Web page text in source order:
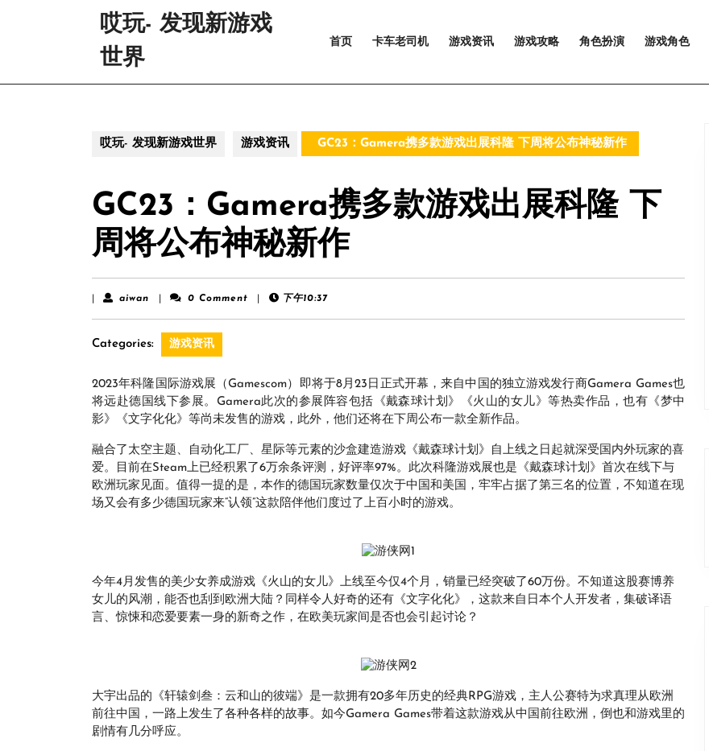
哎玩- 发现新游戏
世界
首页 卡车老司机 游戏资讯 游戏攻略 角色扮演 游戏角色
哎玩- 发现新游戏世界 游戏资讯 GC23：Gamera携多款游戏出展科隆 下周将公布神秘新作
GC23：Gamera携多款游戏出展科隆 下
周将公布神秘新作
aiwan aiwan 0 Comment 下午10:37
Categories: 游戏资讯
2023年科隆国际游戏展（Gamescom）即将于8月23日正式开幕，来自中国的独立游戏发行商Gamera Games也
将远赴德国线下参展。Gamera此次的参展阵容包括《戴森球计划》《火山的女儿》等热卖作品，也有《梦中
影》《文字化化》等尚未发售的游戏，此外，他们还将在下周公布一款全新作品。
融合了太空主题、自动化工厂、星际等元素的沙盒建造游戏《戴森球计划》自上线之日起就深受国内外玩家的喜
爱。目前在Steam上已经积累了6万余条评测，好评率97%。此次科隆游戏展也是《戴森球计划》首次在线下与
欧洲玩家见面。值得一提的是，本作的德国玩家数量仅次于中国和美国，牢牢占据了第三名的位置，不知道在现
场又会有多少德国玩家来“认领”这款陪伴他们度过了上百小时的游戏。
今年4月发售的美少女养成游戏《火山的女儿》上线至今仅4个月，销量已经突破了60万份。不知道这股赛博养
女儿的风潮，能否也刮到欧洲大陆？同样令人好奇的还有《文字化化》，这款来自日本个人开发者，集破译语
言、惊悚和恋爱要素一身的新奇之作，在欧美玩家间是否也会引起讨论？
大宇出品的《轩辕剑叁：云和山的彼端》是一款拥有20多年历史的经典RPG游戏，主人公赛特为求真理从欧洲
前往中国，一路上发生了各种各样的故事。如今Gamera Games带着这款游戏从中国前往欧洲，倒也和游戏里的
剧情有几分呼应。